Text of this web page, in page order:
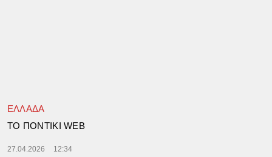
ΕΛΛΑΔΑ
TΟ ΠΟΝΤΙΚΙ WEB
27.04.2026 12:34